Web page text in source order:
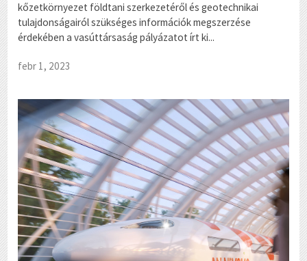
kőzetkörnyezet földtani szerkezetéről és geotechnikai
tulajdonságairól szükséges információk megszerzése
érdekében a vasúttársaság pályázatot írt ki...
febr 1, 2023